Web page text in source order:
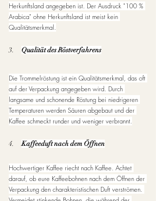
Herkunftsland angegeben ist. Der Ausdruck "100 %
Arabica" ohne Herkunftsland ist meist kein
Qualitätsmerkmal.
3. Qualität des Röstverfahrens
Die Trommelröstung ist ein Qualitätsmerkmal, das oft
auf der Verpackung angegeben wird. Durch
langsame und schonende Röstung bei niedrigeren
Temperaturen werden Säuren abgebaut und der
Kaffee schmeckt runder und weniger verbrannt.
4. Kaffeeduft nach dem Öffnen
Hochwertiger Kaffee riecht nach Kaffee. Achtet
darauf, ob eure Kaffeebohnen nach dem Öffnen der
Verpackung den charakteristischen Duft verströmen.